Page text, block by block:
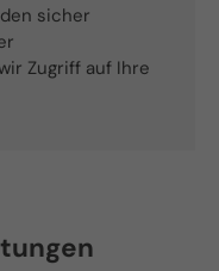
sicher
Zugriff auf Ihre